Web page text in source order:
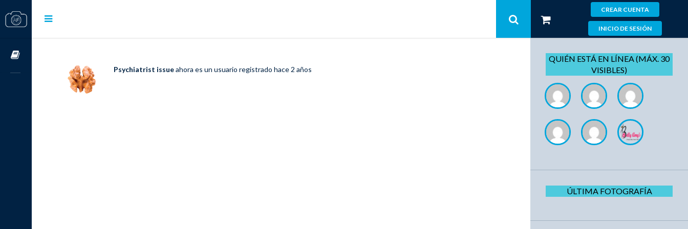
CREAR CUENTA
INICIO DE SESIÓN
Psychiatrist issueahora es un usuario registrado hace 2 años
QUIÉN ESTÁ EN LÍNEA (MÁX. 30
VISIBLES)
ÚLTIMA FOTOGRAFÍA